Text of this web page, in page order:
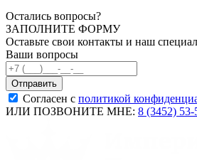
Остались вопросы?
ЗАПОЛНИТЕ ФОРМУ
Оставьте свои контакты и наш
Ваши вопросы
Согласен с политикой
ИЛИ ПОЗВОНИТЕ МНЕ: 8 (3452) 53-